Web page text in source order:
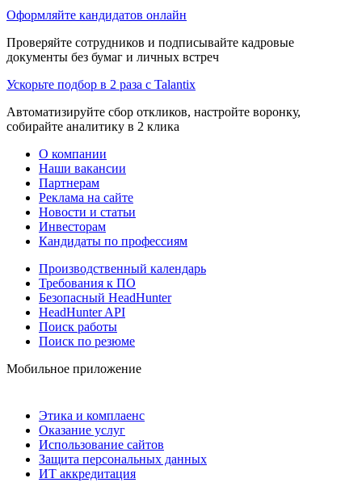
Оформляйте кандидатов онлайн
Проверяйте сотрудников и подписывайте кадровые
документы без бумаг и личных встреч
Ускорьте подбор в 2 раза с Talantix
Автоматизируйте сбор откликов, настройте воронку,
собирайте аналитику в 2 клика
О компании
Наши вакансии
Партнерам
Реклама на сайте
Новости и статьи
Инвесторам
Кандидаты по профессиям
Производственный календарь
Требования к ПО
Безопасный HeadHunter
HeadHunter API
Поиск работы
Поиск по резюме
Мобильное приложение
Этика и комплаенс
Оказание услуг
Использование сайтов
Защита персональных данных
ИТ аккредитация